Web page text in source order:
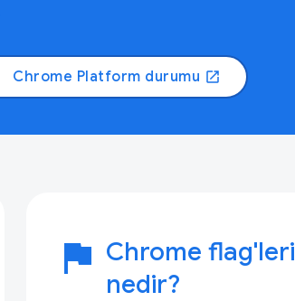
Chrome Platform durumu open_in_new
flag Chrome flag'leri
nedir?